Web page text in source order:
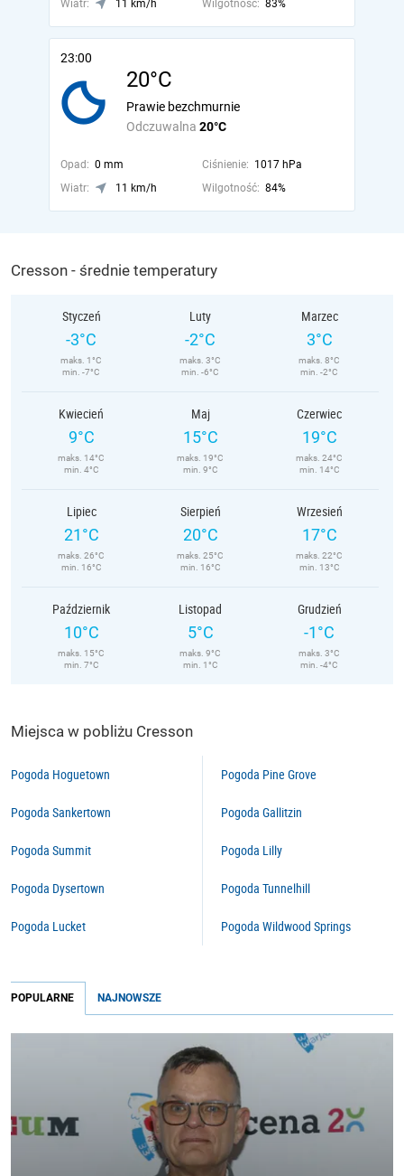
Wiatr: 11 km/h Wilgotność: 83%
23:00
20°C
Odczuwalna 20°C
Prawie bezchmurnie
Opad: 0 mm Ciśnienie: 1017 hPa
Wiatr:
11 km/h Wilgotność: 84%
Cresson - średnie temperatury
Styczeń
-3°C
maks. 1°C
min. -7°C
Luty
-2°C
maks. 3°C
min. -6°C
Marzec
3°C
maks. 8°C
min. -2°C
Kwiecień
9°C
maks. 14°C
min. 4°C
Maj
15°C
maks. 19°C
min. 9°C
Czerwiec
19°C
maks. 24°C
min. 14°C
Lipiec
21°C
maks. 26°C
min. 16°C
Sierpień
20°C
maks. 25°C
min. 16°C
Wrzesień
17°C
maks. 22°C
min. 13°C
Październik
10°C
maks. 15°C
min. 7°C
Listopad
5°C
maks. 9°C
min. 1°C
Grudzień
-1°C
maks. 3°C
min. -4°C
Miejsca w pobliżu Cresson
Pogoda Hoguetown
Pogoda Sankertown
Pogoda Summit
Pogoda Dysertown
Pogoda Lucket
Pogoda Pine Grove
Pogoda Gallitzin
Pogoda Lilly
Pogoda Tunnelhill
Pogoda Wildwood Springs
POPULARNE NAJNOWSZE